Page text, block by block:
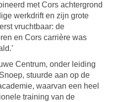
met Cors achtergrond
werkdrift en zijn grote
vruchtbaar: de
en Cors carrière was
Centrum, onder leiding
stuurde aan op de
waarvan een heel
training van de